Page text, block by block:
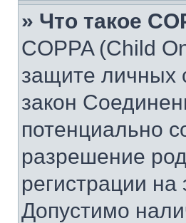
» Что такое
COPPA (Child
защите личных
закон
потенциально
разрешение
регистрации
Допустимо